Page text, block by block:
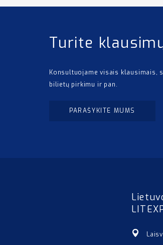
Turite
Konsultuojame visais klausimais,
bilietų pirkimu ir pan.
PARAŠYKITE MUMS